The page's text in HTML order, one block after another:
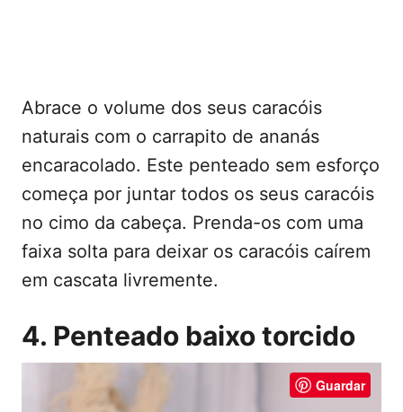
Abrace o volume dos seus caracóis
naturais com o carrapito de ananás
encaracolado. Este penteado sem esforço
começa por juntar todos os seus caracóis
no cimo da cabeça. Prenda-os com uma
faixa solta para deixar os caracóis caírem
em cascata livremente.
4. Penteado baixo torcido
Guardar